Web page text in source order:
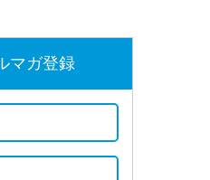
マガ登録